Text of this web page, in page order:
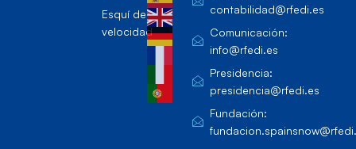
Esquí de
velocidad
contabilidad@rfedi.es
Comunicación:
info@rfedi.es
Presidencia:
presidencia@rfedi.es
Fundación: